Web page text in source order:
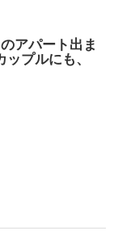
アパート出ま
プルにも、